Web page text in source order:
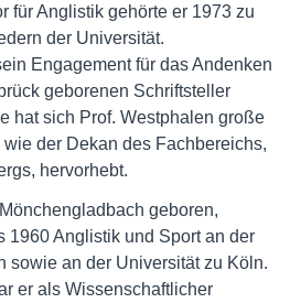
für Anglistik gehörte er 1973 zu
der Universität.
Engagement für das Andenken
geborenen Schriftsteller
hat sich Prof. Westphalen große
der Dekan des Fachbereichs,
hervorhebt.
geboren,
1960 Anglistik und Sport an der
sowie an der Universität zu Köln.
er als Wissenschaftlicher